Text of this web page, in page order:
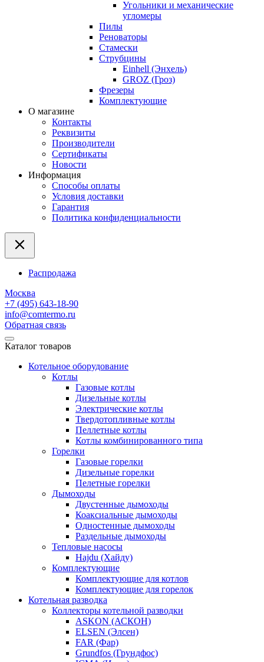
Угольники и механические
угломеры
Пилы
Реноваторы
Стамески
Струбцины
Einhell (Энхель)
GROZ (Гроз)
Фрезеры
Комплектующие
О магазине
Контакты
Реквизиты
Производители
Сертификаты
Новости
Информация
Способы оплаты
Условия доставки
Гарантия
Политика конфиденциальности
Распродажа
Москва
+7 (495) 643-18-90
info@comtermo.ru
Обратная связь
Каталог товаров
Котельное оборудование
Котлы
Газовые котлы
Дизельные котлы
Электрические котлы
Твердотопливные котлы
Пеллетные котлы
Котлы комбинированного типа
Горелки
Газовые горелки
Дизельные горелки
Пелетные горелки
Дымоходы
Двустенные дымоходы
Коаксиальные дымоходы
Одностенные дымоходы
Раздельные дымоходы
Тепловые насосы
Hajdu (Хайду)
Комплектующие
Комплектующие для котлов
Комплектующие для горелок
Котельная разводка
Коллекторы котельной разводки
ASKON (АСКОН)
ELSEN (Элсен)
FAR (Фар)
Grundfos (Грундфос)